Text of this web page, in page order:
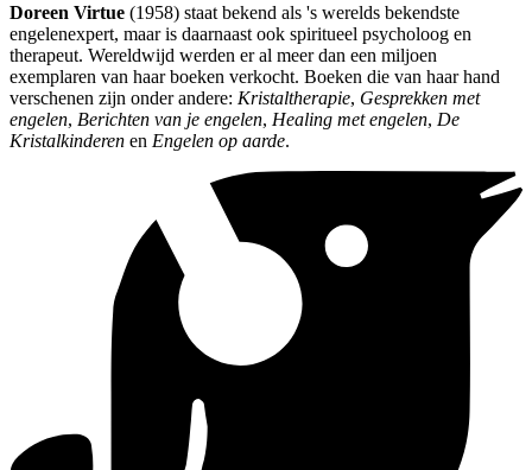
Doreen Virtue (1958) staat bekend als 's werelds bekendste
engelenexpert, maar is daarnaast ook spiritueel psycholoog en
therapeut. Wereldwijd werden er al meer dan een miljoen
exemplaren van haar boeken verkocht. Boeken die van haar hand
verschenen zijn onder andere: Kristaltherapie, Gesprekken met
engelen, Berichten van je engelen, Healing met engelen, De
Kristalkinderen en Engelen op aarde.